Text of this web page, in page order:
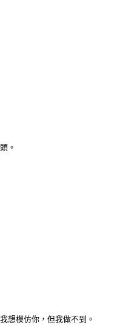
。
想模仿你，但我做不到。